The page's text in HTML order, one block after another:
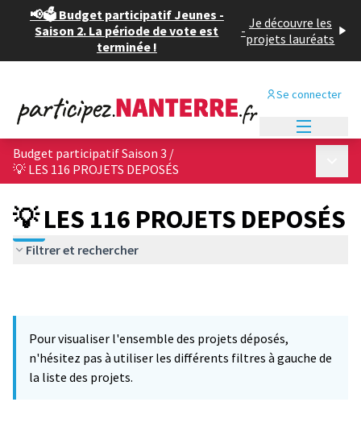
📢🗳️ Budget participatif Jeunes -
Saison 2. La période de vote est
terminée !
- Je découvre les
projets lauréats
Se connecter
Budget participatif Saison 3 /
💡 LES 116 PROJETS DEPOSÉS
💡 LES 116 PROJETS DEPOSÉS
Filtrer et rechercher
Pour visualiser l'ensemble des projets déposés,
n'hésitez pas à utiliser les différents filtres à gauche de
la liste des projets.